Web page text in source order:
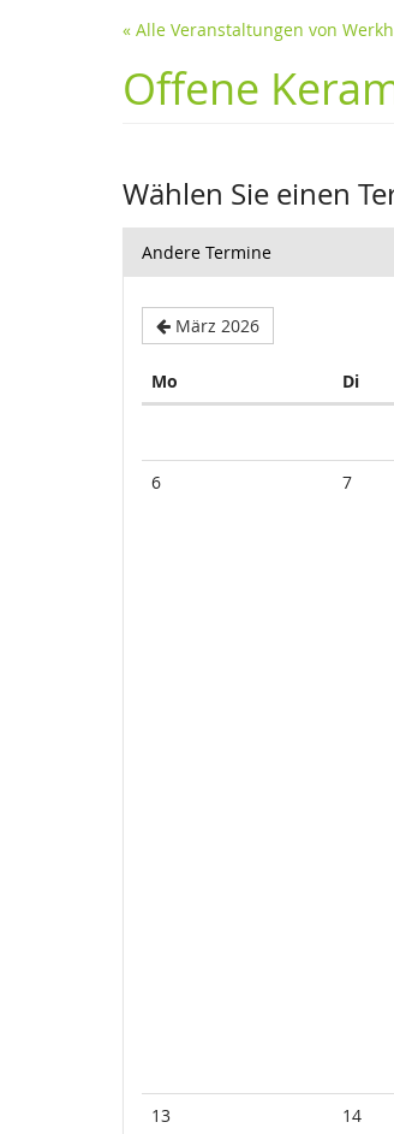
« Alle Veranstaltungen von
Offene
Wählen Sie einen
Andere Termine
März 2026
Mo Di
6 7
13 14